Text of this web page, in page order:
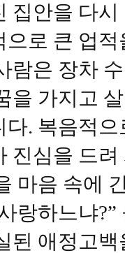
집안을 다
으로 큰 업
람은 장차
을 가지고
다. 복음적
진심을 드
마음 속에
랑하느냐
된 애정고